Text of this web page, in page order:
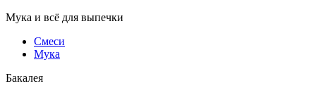
Мука и всё для выпечки
Смеси
Мука
Бакалея